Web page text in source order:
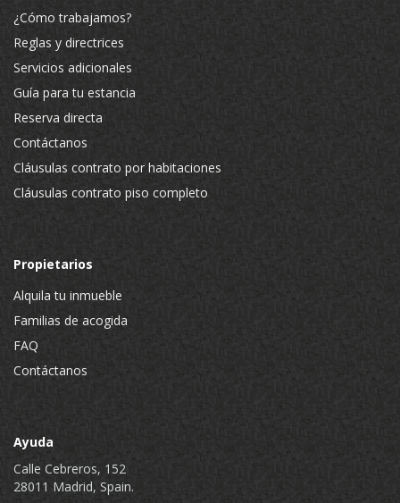
¿Cómo trabajamos?
Reglas y directrices
Servicios adicionales
Guía para tu estancia
Reserva directa
Contáctanos
Cláusulas contrato por habitaciones
Cláusulas contrato piso completo
Propietarios
Alquila tu inmueble
Familias de acogida
FAQ
Contáctanos
Ayuda
Calle Cebreros, 152
28011 Madrid, Spain.